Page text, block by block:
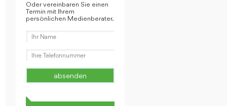
Oder vereinbaren Sie einen
Termin mit Ihrem
persönlichen Medienberater.